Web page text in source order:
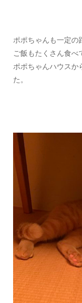
ポポちゃんも一定の
ご飯もたくさん食べ
ポポちゃんハウスか
た。